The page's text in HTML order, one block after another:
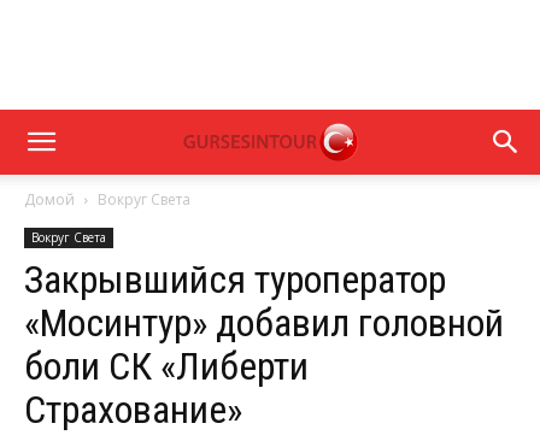
Домой Вокруг Света
Вокруг Света
Закрывшийся туроператор
«Мосинтур» добавил головной
боли СК «Либерти
Страхование»